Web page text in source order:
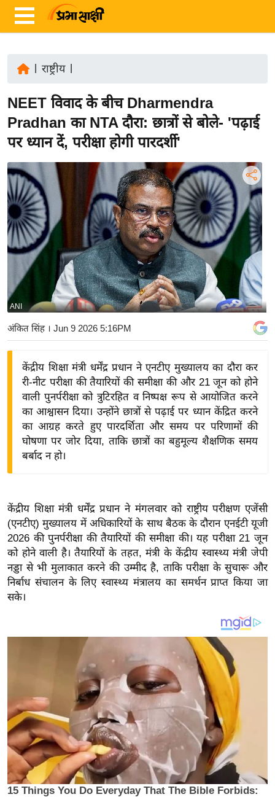
ज़ा
ख
र
रा
ष्ट्री
य
अं
त
र्रा
ष्ट्री
य
बि
ज़
ने
द्यो
ष
ज्ञ
रा
य
ब
ज
ट
ल
I
P
L
2
0
2
राष्ट्रीय|
NEET विवाद के बीच Dharmendra
Pradhan का NTA दौरा: छात्रों से बोले- 'पढ़ाई
पर ध्यान दें, परीक्षा होगी पारदर्शी'
ANI
अंकित सिंह। Jun 9 2026 5:16PM
केंद्रीय शिक्षा मंत्री धर्मेंद्र प्रधान ने एनटीए मुख्यालय का दौरा कर
री-नीट परीक्षा की तैयारियों की समीक्षा की और 21 जून को होने
वाली पुनर्परीक्षा को त्रुटिरहित व निष्पक्ष रूप से आयोजित करने
का आश्वासन दिया। उन्होंने छात्रों से पढ़ाई पर ध्यान केंद्रित करने
का आग्रह करते हुए पारदर्शिता और समय पर परिणामों की
घोषणा पर जोर दिया, ताकि छात्रों का बहुमूल्य शैक्षणिक समय
बर्बाद न हो।
केंद्रीय शिक्षा मंत्री धर्मेंद्र प्रधान ने मंगलवार को राष्ट्रीय परीक्षण एजेंसी
(एनटीए) मुख्यालय में अधिकारियों के साथ बैठक के दौरान एनईटी यूजी
2026 की पुनर्परीक्षा की तैयारियों की समीक्षा की। यह परीक्षा 21 जून
को होने वाली है। तैयारियों के तहत, मंत्री के केंद्रीय स्वास्थ्य मंत्री जेपी
नड्डा से भी मुलाकात करने की उम्मीद है, ताकि परीक्षा के सुचारू और
निर्बाध संचालन के लिए स्वास्थ्य मंत्रालय का समर्थन प्राप्त किया जा
सके।